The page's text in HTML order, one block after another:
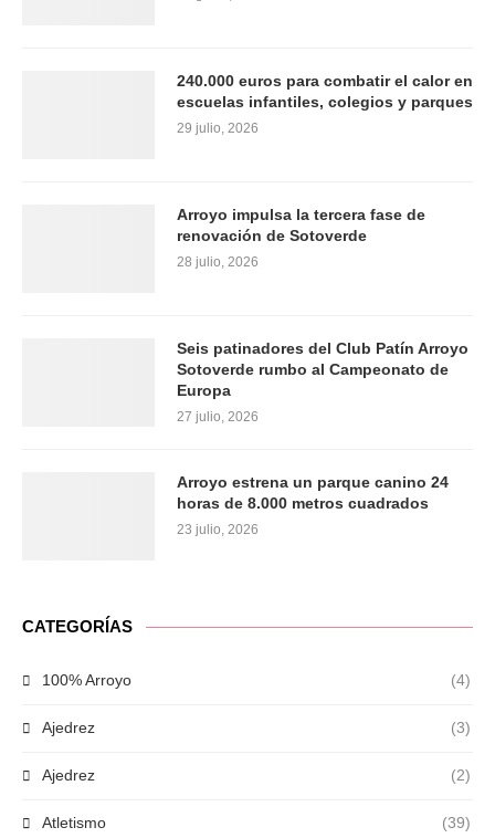
240.000 euros para combatir el calor en
escuelas infantiles, colegios y parques
29 julio, 2026
Arroyo impulsa la tercera fase de
renovación de Sotoverde
28 julio, 2026
Seis patinadores del Club Patín Arroyo
Sotoverde rumbo al Campeonato de
Europa
27 julio, 2026
Arroyo estrena un parque canino 24
horas de 8.000 metros cuadrados
23 julio, 2026
CATEGORÍAS
100% Arroyo (4)
Ajedrez (3)
Ajedrez (2)
Atletismo (39)